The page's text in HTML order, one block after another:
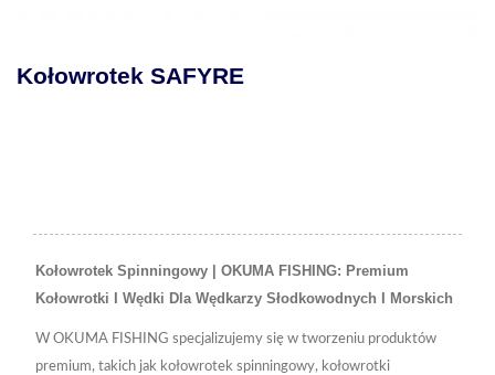
Kołowrotek MAKAIRA SEA
Kołowrotek Spinningowy | OKUMA FISHING: Premium
Kołowrotki I Wędki Dla Wędkarzy Słodkowodnych I Morskich
W OKUMA FISHING specjalizujemy się w tworzeniu produktów
premium, takich jak kołowrotek spinningowy, kołowrotki